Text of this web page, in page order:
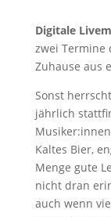
Digitale
zwei Termine
Zuhause aus
Sonst
jährlich
Kaltes Bier,
Menge gute
nicht dran
auch wenn